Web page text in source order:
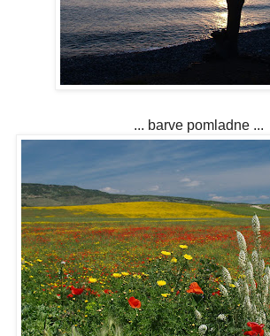
... barve pomladne ...